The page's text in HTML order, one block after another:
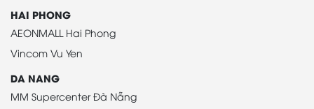
HAI PHONG
AEONMALL Hai Phong
Vincom Vu Yen
DA NANG
MM Supercenter Đà Nẵng